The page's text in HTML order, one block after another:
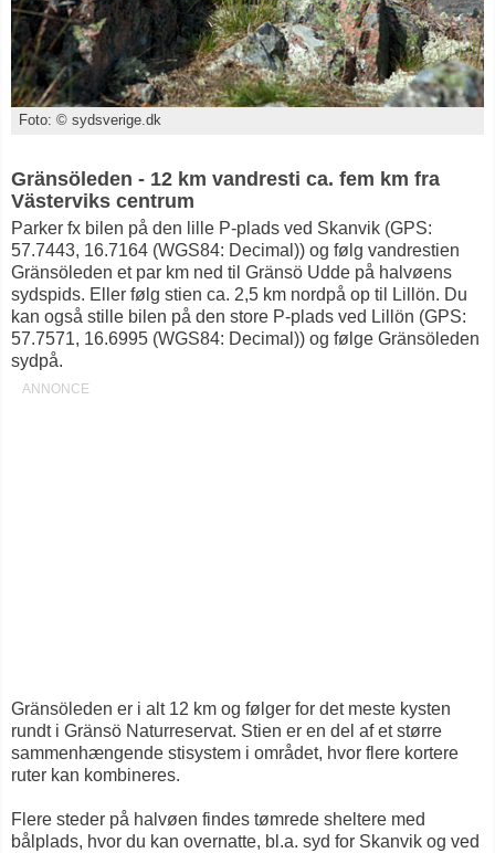
Foto: © sydsverige.dk
Gränsöleden - 12 km vandresti ca. fem km fra
Västerviks centrum
Parker fx bilen på den lille P-plads ved Skanvik (GPS:
57.7443, 16.7164 (WGS84: Decimal)) og følg vandrestien
Gränsöleden et par km ned til Gränsö Udde på halvøens
sydspids. Eller følg stien ca. 2,5 km nordpå op til Lillön. Du
kan også stille bilen på den store P-plads ved Lillön (GPS:
57.7571, 16.6995 (WGS84: Decimal)) og følge Gränsöleden
sydpå.
Gränsöleden er i alt 12 km og følger for det meste kysten
rundt i Gränsö Naturreservat. Stien er en del af et større
sammenhængende stisystem i området, hvor flere kortere
ruter kan kombineres.
Flere steder på halvøen findes tømrede sheltere med
bålplads, hvor du kan overnatte, bl.a. syd for Skanvik og ved